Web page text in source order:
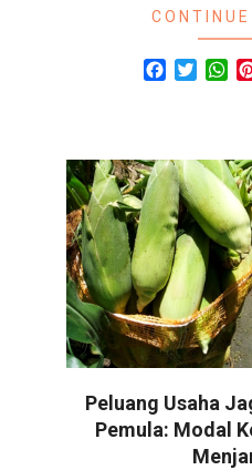
Facebook
Twitter
Peluang Usaha
Pemula: Modal